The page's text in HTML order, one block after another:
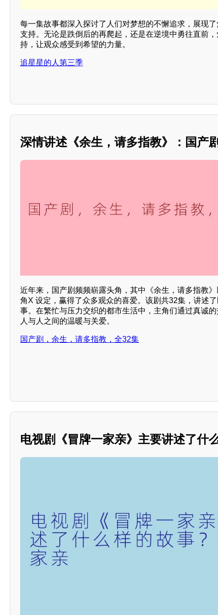
每一集故事都深入探讨了人们对梦想的不懈追求，展现
支持。无论是跌倒后的再爬起，还是在逆境中勇往直前
持，让观众感受到希望的力量。
追星星的人第三季
深情讲述《余生，请多指教》：国产
近年来，国产剧频频崭露头角，其中《余生，请多指教
角X 设定，赢得了众多观众的喜爱。该剧共32集，讲述
事。在繁忙与压力交织的都市生活中，主角们通过真诚
人与人之间的温暖与关爱。
国产剧，余生，请多指教，全32集
电视剧《冒牌一家亲》主要讲述了什